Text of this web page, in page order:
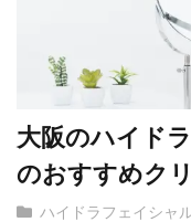
大阪のハイド
のおすすめク
ハイドラフェイシャ